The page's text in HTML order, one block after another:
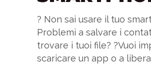
? Non sai usare il tuo
Problemi a salvare i
trovare i tuoi file? ?Vuoi
scaricare un app o a